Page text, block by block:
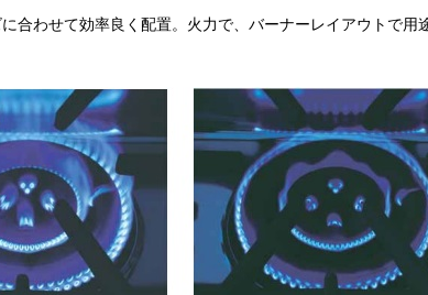
合わせて効率良く配置。火力で、バーナーレイアウトで用